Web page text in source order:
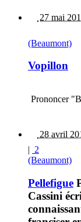
27 mai
(Beaumont)
Vopillon
Prononcer
28 avril
| 2
(Beaumont)
Pellefigue
Cassini